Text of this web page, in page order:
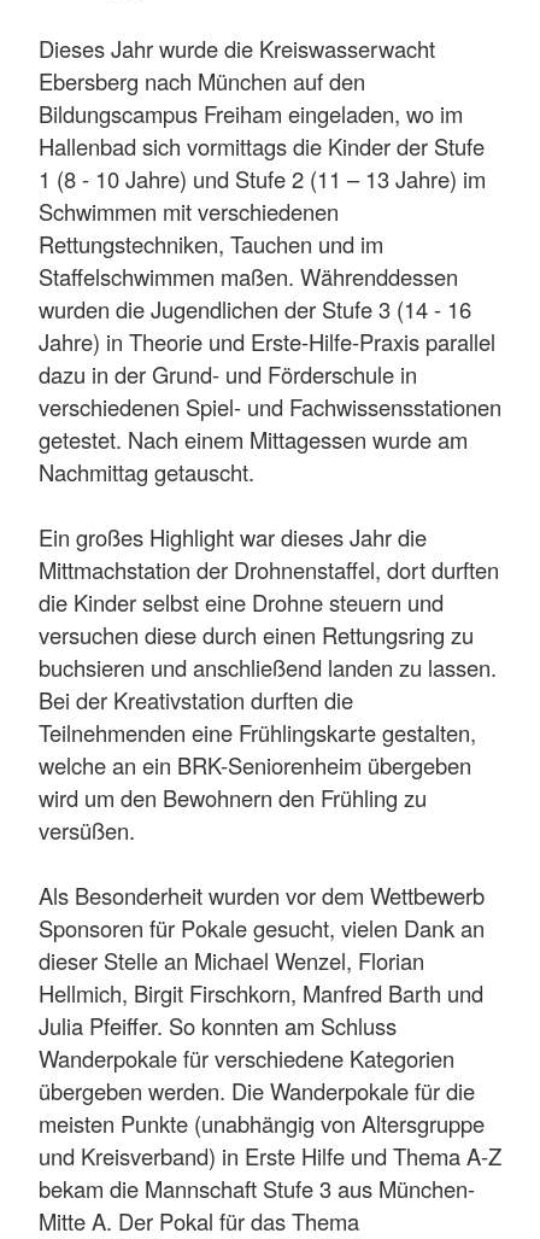
Dieses Jahr wurde die Kreiswasserwacht
Ebersberg nach München auf den
Bildungscampus Freiham eingeladen, wo im
Hallenbad sich vormittags die Kinder der Stufe
1 (8 - 10 Jahre) und Stufe 2 (11 – 13 Jahre) im
Schwimmen mit verschiedenen
Rettungstechniken, Tauchen und im
Staffelschwimmen maßen. Währenddessen
wurden die Jugendlichen der Stufe 3 (14 - 16
Jahre) in Theorie und Erste-Hilfe-Praxis parallel
dazu in der Grund- und Förderschule in
verschiedenen Spiel- und Fachwissensstationen
getestet. Nach einem Mittagessen wurde am
Nachmittag getauscht.
Ein großes Highlight war dieses Jahr die
Mittmachstation der Drohnenstaffel, dort durften
die Kinder selbst eine Drohne steuern und
versuchen diese durch einen Rettungsring zu
buchsieren und anschließend landen zu lassen.
Bei der Kreativstation durften die
Teilnehmenden eine Frühlingskarte gestalten,
welche an ein BRK-Seniorenheim übergeben
wird um den Bewohnern den Frühling zu
versüßen.
Als Besonderheit wurden vor dem Wettbewerb
Sponsoren für Pokale gesucht, vielen Dank an
dieser Stelle an Michael Wenzel, Florian
Hellmich, Birgit Firschkorn, Manfred Barth und
Julia Pfeiffer. So konnten am Schluss
Wanderpokale für verschiedene Kategorien
übergeben werden. Die Wanderpokale für die
meisten Punkte (unabhängig von Altersgruppe
und Kreisverband) in Erste Hilfe und Thema A-Z
bekam die Mannschaft Stufe 3 aus München-
Mitte A. Der Pokal für das Thema